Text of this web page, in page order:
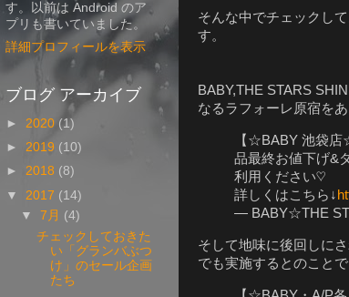
そんな中でチェックし
す。
BABY,THE STARS
なるラフォーレ原宿を
【☆BABY 池袋店
品最終お値下げ&
利用ください♡
詳しくはこちら↓
— BABY☆THE
そして地味に後回しに
でも実施するとのこと
す。以前は Android のア
プリも書いていました。
詳細プロフィールを表示
ブログ アーカイブ
► 2020 (1)
► 2019 (10)
► 2018 (8)
▼ 2017 (14)
▼7月 (4)
チェックしておきた
い「グランバぶつ
け」のセール企画
たち